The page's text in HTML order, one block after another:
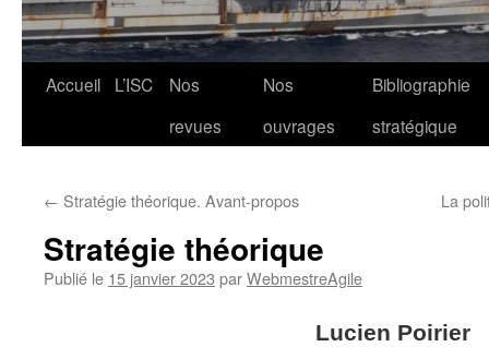
Aller
Accueil L’ISC
Nos
revues
Nos
ouvrages
Bibliographie
stratégique
← Stratégie théorique. Avant-propos La
Stratégie théorique
Publié le 15 janvier 2023 parWebmestreAgile
Lucien Poirier